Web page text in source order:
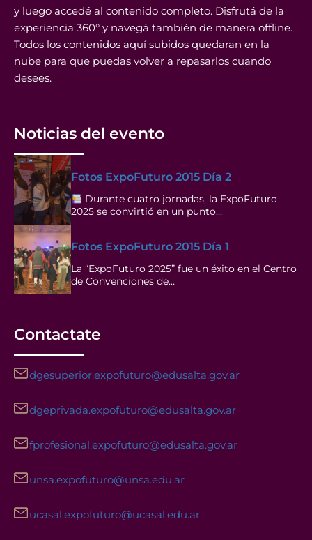
y luego accedé al contenido completo. Disfrutá de la
experiencia 360° y navegá también de manera offline.
Todos los contenidos aquí subidos quedaran en la
nube para que puedas volver a repasarlos cuando
desees.
Noticias del evento
Fotos ExpoFuturo 2015 Día 2
Durante cuatro jornadas, la ExpoFuturo
2025 se convirtió en un punto…
Fotos ExpoFuturo 2015 Día 1
La “ExpoFuturo 2025” fue un éxito en el Centro
de Convenciones de…
Contactate
dgesuperior.expofuturo@edusalta.gov.ar
dgeprivada.expofuturo@edusalta.gov.ar
fprofesional.expofuturo@edusalta.gov.ar
unsa.expofuturo@unsa.edu.ar
ucasal.expofuturo@ucasal.edu.ar